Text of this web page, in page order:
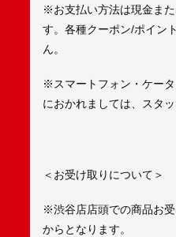
※お支払い方法は現金ま
す。各種クーポン/ポイン
ん。
※スマートフォン・ケー
におかれましては、スタ
＜お受け取りについて＞
※渋谷店店頭での商品お
からとなります。